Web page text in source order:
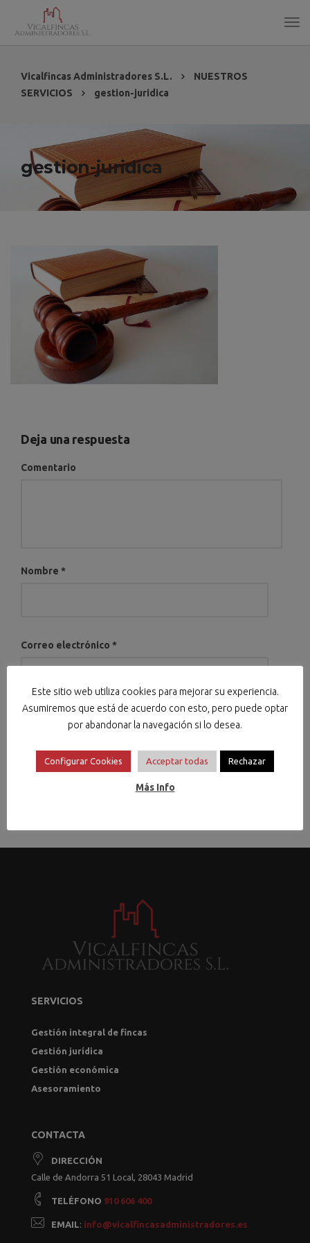
Vicalfincas Administradores S.L.
NUESTROS
SERVICIOS
gestion-juridica
gestion-juridica
Deja una respuesta
Comentario
Nombre *
Correo electrónico *
SERVICIOS
Gestión integral de fincas
Gestión jurídica
Gestión económica
Asesoramiento
CONTACTA
DIRECCIÓN
Calle de Andorra 51 Local, 28043 Madrid
TELÉFONO 910 606 400
EMAIL: info@vicalfincasadministradores.es
Este sitio web utiliza cookies para mejorar su experiencia.
Asumiremos que está de acuerdo con esto, pero puede optar
por abandonar la navegación si lo desea.
Configurar Cookies Acceptar todas Rechazar
Más Info